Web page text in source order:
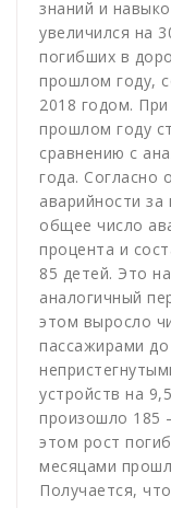
знаний и
увеличился на
погибших в
прошлом году,
2018 годом.
прошлом году
сравнению с
года. Согласно
аварийности
общее число
процента и
85 детей. Это
аналогичный
этом выросло
пассажирами
устройств на
произошло 185
этом рост
месяцами
Получается,